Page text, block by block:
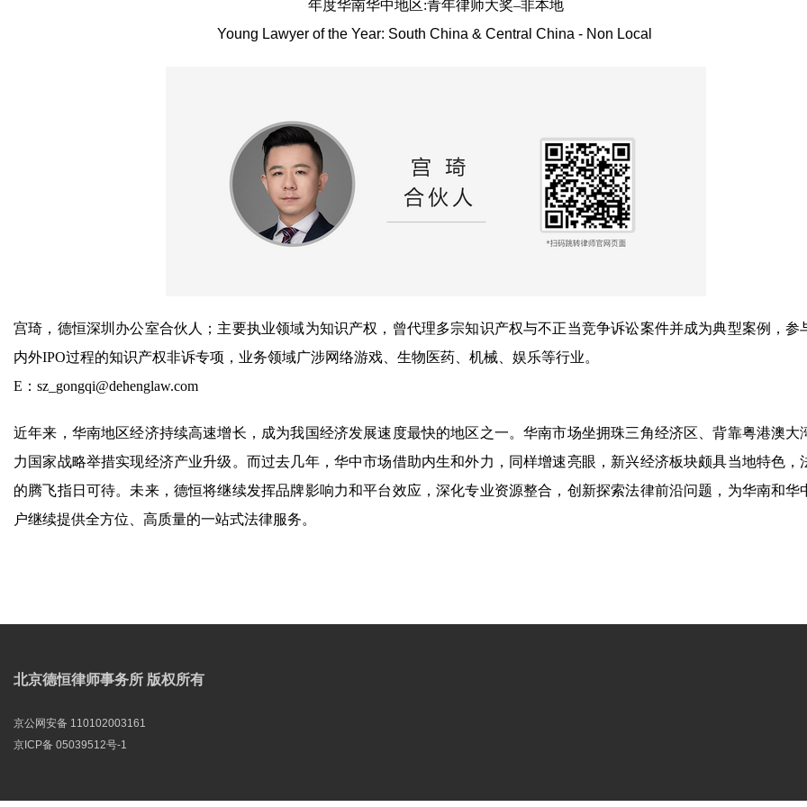
年度华南华中地区:青年律师大奖–非本地
Young Lawyer of the Year: South China & Central China - Non Local
宫琦，德恒深圳办公室合伙人；主要执业领域为知识产权，曾代理多宗知识产权与不正当竞争诉讼案件并成为典型案例，参
内外IPO过程的知识产权非诉专项，业务领域广涉网络游戏、生物医药、机械、娱乐等行业。
E：sz_gongqi@dehenglaw.com
近年来，华南地区经济持续高速增长，成为我国经济发展速度最快的地区之一。华南市场坐拥珠三角经济区、背靠粤港澳大
力国家战略举措实现经济产业升级。而过去几年，华中市场借助内生和外力，同样增速亮眼，新兴经济板块颇具当地特色，
的腾飞指日可待。未来，德恒将继续发挥品牌影响力和平台效应，深化专业资源整合，创新探索法律前沿问题，为华南和华
户继续提供全方位、高质量的一站式法律服务。
北京德恒律师事务所 版权所有
京公网安备 110102003161
京ICP备 05039512号-1